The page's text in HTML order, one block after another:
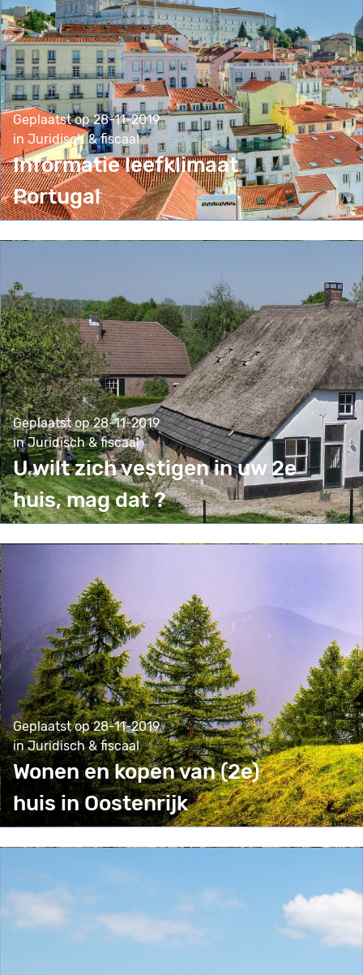
Geplaatst op 28-11-2019
in Juridisch & fiscaal
Informatie leefklimaat
Portugal
Geplaatst op 28-11-2019
in Juridisch & fiscaal
U wilt zich vestigen in uw 2e
huis, mag dat ?
Geplaatst op 28-11-2019
in Juridisch & fiscaal
Wonen en kopen van (2e)
huis in Oostenrijk